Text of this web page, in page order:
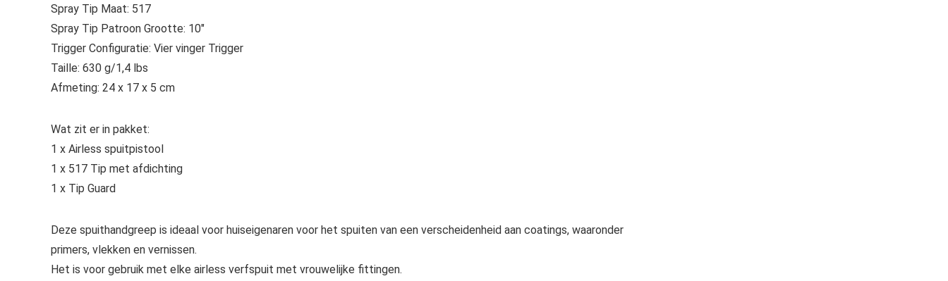
Spray Tip Maat: 517
Spray Tip Patroon Grootte: 10″
Trigger Configuratie: Vier vinger Trigger
Taille: 630 g/1,4 lbs
Afmeting: 24 x 17 x 5 cm
Wat zit er in pakket:
1 x Airless spuitpistool
1 x 517 Tip met afdichting
1 x Tip Guard
Deze spuithandgreep is ideaal voor huiseigenaren voor het spuiten van een verscheidenheid aan coatings, waaronder
primers, vlekken en vernissen.
Het is voor gebruik met elke airless verfspuit met vrouwelijke fittingen.